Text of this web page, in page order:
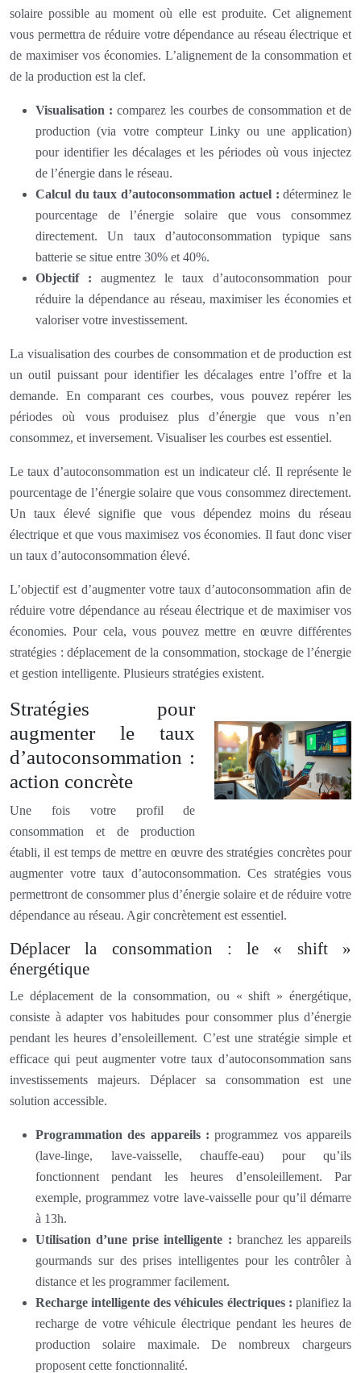
solaire possible au moment où elle est produite. Cet alignement
vous permettra de réduire votre dépendance au réseau électrique et
de maximiser vos économies. L’alignement de la consommation et
de la production est la clef.
Visualisation :comparez les courbes de consommation et de
production (via votre compteur Linky ou une application)
pour identifier les décalages et les périodes où vous injectez
de l’énergie dans le réseau.
Calcul du taux d’autoconsommation actuel :déterminez le
pourcentage de l’énergie solaire que vous consommez
directement. Un taux d’autoconsommation typique sans
batterie se situe entre 30% et 40%.
Objectif : augmentez le taux d’autoconsommation pour
réduire la dépendance au réseau, maximiser les économies et
valoriser votre investissement.
La visualisation des courbes de consommation et de production est
un outil puissant pour identifier les décalages entre l’offre et la
demande. En comparant ces courbes, vous pouvez repérer les
périodes où vous produisez plus d’énergie que vous n’en
consommez, et inversement. Visualiser les courbes est essentiel.
Le taux d’autoconsommation est un indicateur clé. Il représente le
pourcentage de l’énergie solaire que vous consommez directement.
Un taux élevé signifie que vous dépendez moins du réseau
électrique et que vous maximisez vos économies. Il faut donc viser
un taux d’autoconsommation élevé.
L’objectif est d’augmenter votre taux d’autoconsommation afin de
réduire votre dépendance au réseau électrique et de maximiser vos
économies. Pour cela, vous pouvez mettre en œuvre différentes
stratégies : déplacement de la consommation, stockage de l’énergie
et gestion intelligente. Plusieurs stratégies existent.
Stratégies pour
augmenter le taux
d’autoconsommation :
action concrète
Une fois votre profil de
consommation et de production
établi, il est temps de mettre en œuvre des stratégies concrètes pour
augmenter votre taux d’autoconsommation. Ces stratégies vous
permettront de consommer plus d’énergie solaire et de réduire votre
dépendance au réseau. Agir concrètement est essentiel.
Déplacer la consommation : le « shift »
énergétique
Le déplacement de la consommation, ou « shift » énergétique,
consiste à adapter vos habitudes pour consommer plus d’énergie
pendant les heures d’ensoleillement. C’est une stratégie simple et
efficace qui peut augmenter votre taux d’autoconsommation sans
investissements majeurs. Déplacer sa consommation est une
solution accessible.
Programmation des appareils :programmez vos appareils
(lave-linge, lave-vaisselle, chauffe-eau) pour qu’ils
fonctionnent pendant les heures d’ensoleillement. Par
exemple, programmez votre lave-vaisselle pour qu’il démarre
à 13h.
Utilisation d’une prise intelligente : branchez les appareils
gourmands sur des prises intelligentes pour les contrôler à
distance et les programmer facilement.
Recharge intelligente des véhicules électriques : planifiez la
recharge de votre véhicule électrique pendant les heures de
production solaire maximale. De nombreux chargeurs
proposent cette fonctionnalité.